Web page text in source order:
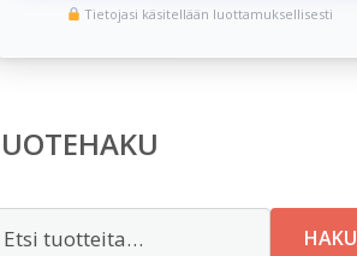
Tietojasi käsitellään luottamuksellisesti
HAKU